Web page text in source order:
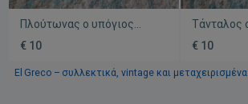
Πλούτωνας ο υπόγιος
μαύρος υπογήινος με
πορτοκαλί ουρά φιγούρα
υπογήινοι El Greco
€ 10
Τάνταλος
μαύρος
υπογήινοι
Kombattini
€ 10
El Greco – συλλεκτικά, vintage και μεταχειρισμένα